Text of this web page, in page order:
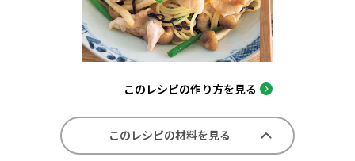
このレシピの作り方を見る
このレシピの材料を見る